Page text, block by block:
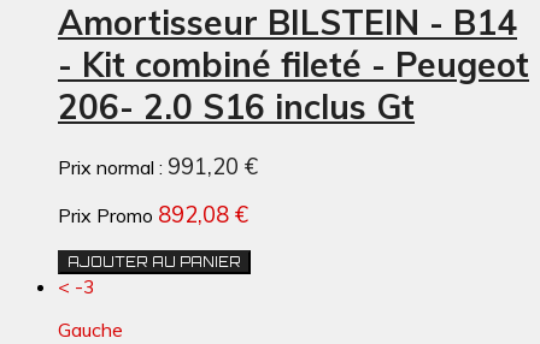
Amortisseur BILSTEIN - B14
- Kit combiné fileté - Peugeot
206- 2.0 S16 inclus Gt
Prix normal : 991,20 €
Prix Promo 892,08 €
AJOUTER AU PANIER
< -3
Gauche